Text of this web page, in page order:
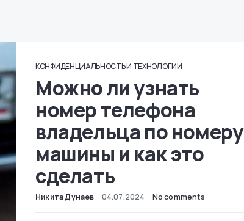
КОНФИДЕНЦИАЛЬНОСТЬ И ТЕХНОЛОГИИ
Можно ли узнать
номер телефона
владельца по номеру
машины и как это
сделать
Никита Дунаев 04.07.2024 No comments